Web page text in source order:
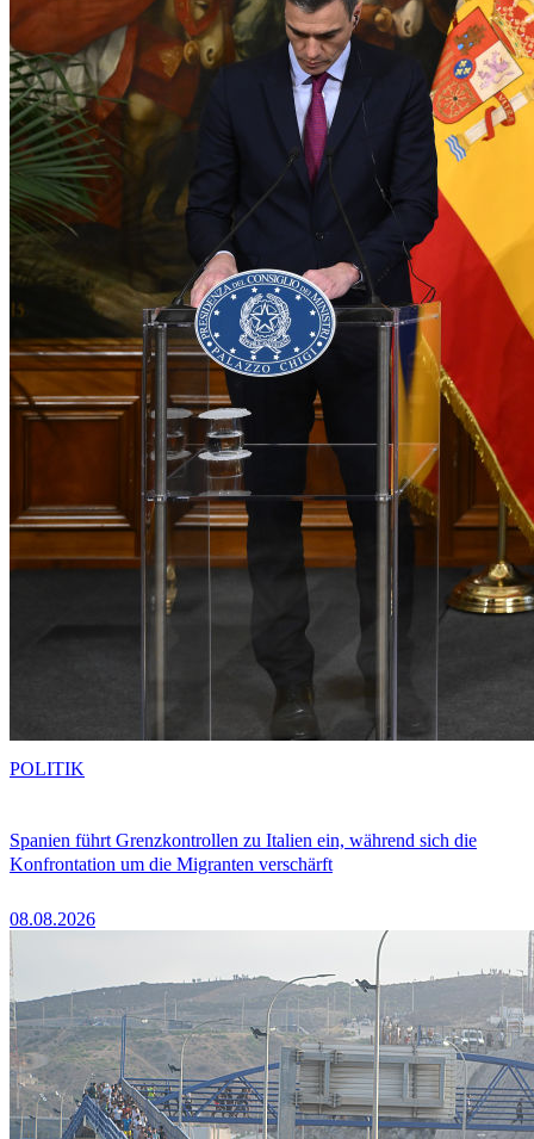
Spanien führt Grenzkontrollen zu Italien ein, während sich die
Konfrontation um die Migranten verschärft
08.08.2026
POLITIK